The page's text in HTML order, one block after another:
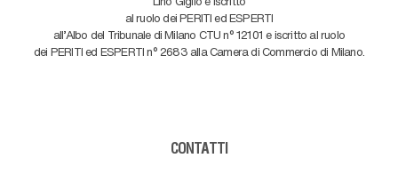
al ruolo dei PERITI ed ESPERTI
all'Albo del Tribunale di Milano CTU n° 12101 e iscritto al ruolo
dei PERITI ed ESPERTI n° 2683 alla Camera di Commercio di Milano.
CONTATTI